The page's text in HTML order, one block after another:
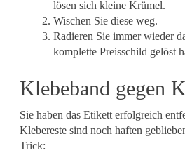
lösen sich kleine Krümel.
Wischen Sie diese weg.
Radieren Sie immer wieder
komplette Preisschild gelöst
Klebeband gegen
Sie haben das Etikett erfolgreich
Klebereste sind noch haften
Trick: